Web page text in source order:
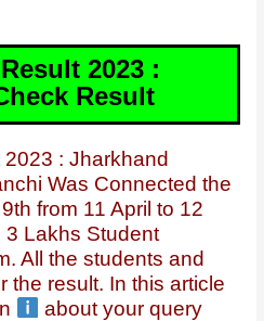
2023 :
Result
: Jharkhand
Was Connected the
from 11 April to 12
3 Lakhs Student
All the students and
the result. In this article
about your query